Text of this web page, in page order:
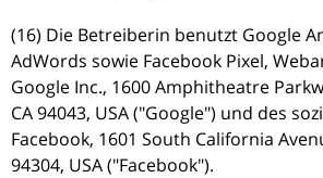
(16) Die Betreiberin benutzt Google
AdWords sowie Facebook Pixel,
Google Inc., 1600 Amphitheatre
CA 94043, USA ("Google") und des
Facebook, 1601 South California
94304, USA ("Facebook").